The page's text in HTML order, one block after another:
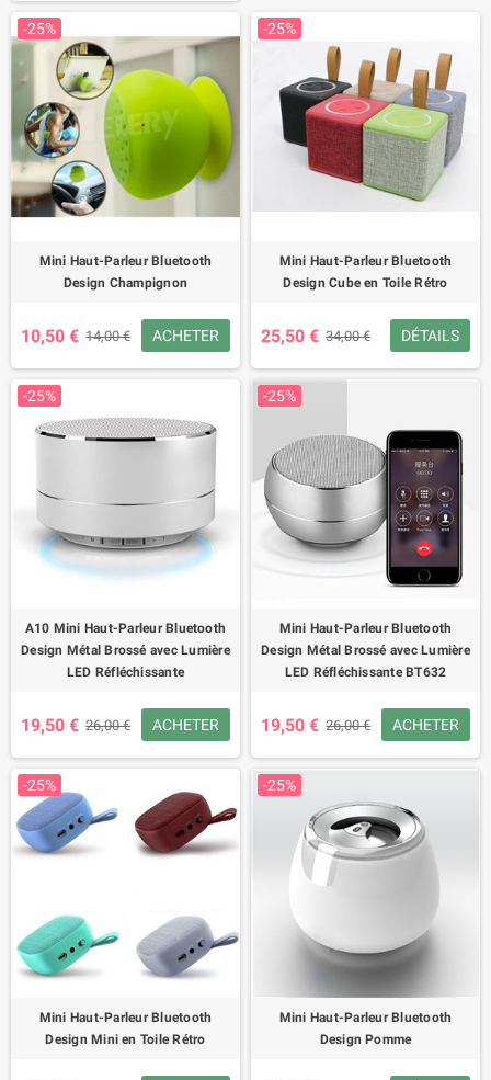
-25%
Mini Haut-Parleur Bluetooth
Design Champignon
10,50 € 14,00 € ACHETER
-25%
Mini Haut-Parleur Bluetooth
Design Cube en Toile Rétro
25,50 € 34,00 € DÉTAILS
-25%
A10 Mini Haut-Parleur Bluetooth
Design Métal Brossé avec Lumière
LED Réfléchissante
19,50 € 26,00 € ACHETER
-25%
Mini Haut-Parleur Bluetooth
Design Métal Brossé avec Lumière
LED Réfléchissante BT632
19,50 € 26,00 € ACHETER
-25%
Mini Haut-Parleur Bluetooth
Design Mini en Toile Rétro
-25%
Mini Haut-Parleur Bluetooth
Design Pomme